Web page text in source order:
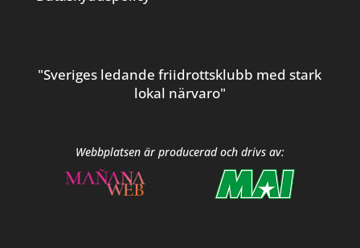
"Sveriges ledande friidrottsklubb med stark
lokal närvaro"
Webbplatsen är producerad och drivs av: